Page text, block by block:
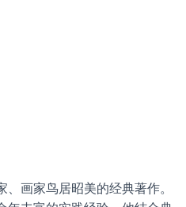
画家鸟居昭美的经典著作。